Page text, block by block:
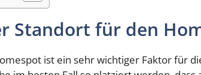
Standort für den
ist ein sehr wichtiger Faktor für